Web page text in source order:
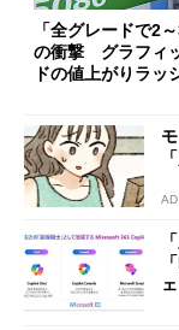
「全グレードで2
の衝撃 グラフィ
ドの値上がりラッ
AD